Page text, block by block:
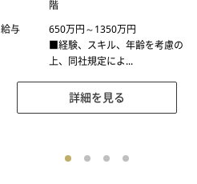
階
給与
650万円～1350万円
■経験、スキル、年齢を考慮の
上、同社規定によ...
詳細を見る